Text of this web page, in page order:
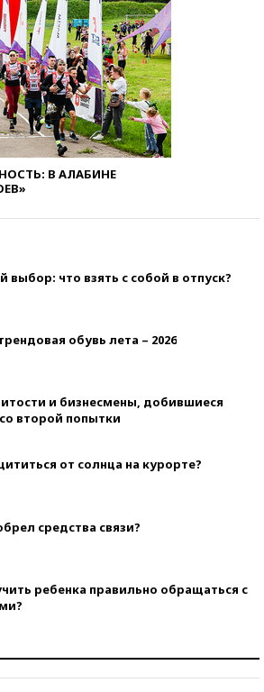
В АЛАБИНЕ
выбор: что взять с собой в отпуск?
обувь лета – 2026
и бизнесмены, добившиеся
второй попытки
от солнца на курорте?
средства связи?
ребенка правильно обращаться с